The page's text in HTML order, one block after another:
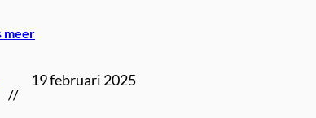
meer
//
19 februari 2025